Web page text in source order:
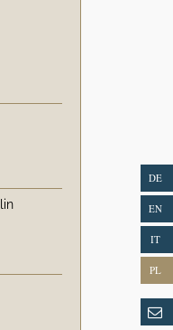
DE
EN
IT
PL